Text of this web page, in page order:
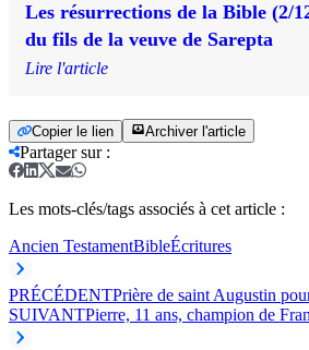
Les résurrections de la Bible (2/
du fils de la veuve de Sarepta
Lire l'article
Copier le lien Archiver l'article
Partager sur:
Les mots-clés/tags associés à cet article :
Ancien TestamentBibleÉcritures
PRÉCÉDENTPrière de saint Augustin
SUIVANTPierre, 11 ans, champion de